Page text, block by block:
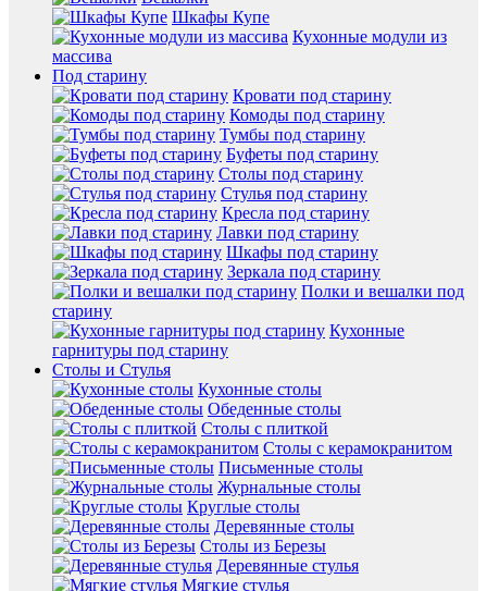
Шкафы Купе
Кухонные модули из
массива
Под старину
Кровати под старину
Комоды под старину
Тумбы под старину
Буфеты под старину
Столы под старину
Стулья под старину
Кресла под старину
Лавки под старину
Шкафы под старину
Зеркала под старину
Полки и вешалки под
старину
Кухонные
гарнитуры под старину
Столы и Стулья
Кухонные столы
Обеденные столы
Столы с плиткой
Столы с керамокранитом
Письменные столы
Журнальные столы
Круглые столы
Деревянные столы
Столы из Березы
Деревянные стулья
Мягкие стулья